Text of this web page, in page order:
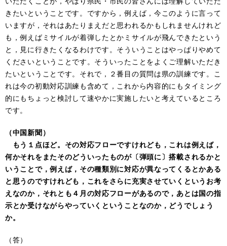
きたいということです。ですから，例えば，今このように言って
いますが，それはあたりまえだと思われるかもしれませんけれど
も，例えばミサイルが着弾したとかミサイルが飛んできたという
と，見に行きたくなるわけです。そういうことはやっぱりやめて
くださいということです。そういったことをよくご理解いただき
たいということです。それで，２番目の質問は県の訓練です。こ
れは今の初動対応訓練も含めて，これから内容的にもタイミング
的にもちょっと検討して速やかに実施したいと考えているところ
です。
（中国新聞）
もう１点ほど。その対応フローですけれども，これは例えば，
何かそれをまたそのどういったものが〔弾頭に〕搭載されるかと
いうことで，例えば，その種類別に対応が異なってくるとかある
と思うのですけれども，これをさらに充実させていくというお考
えなのか，それとも４月の対応フローがあるので，あとは国の指
示とか受けながらやっていくということなのか，どうでしょう
か。
（答）